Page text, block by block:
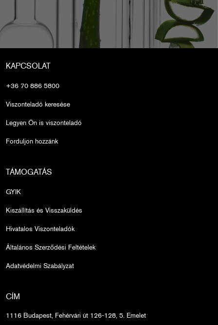
KAPCSOLAT
+36 70 886 5800
Viszonteladó keresése
Legyen Ön is viszonteladó
Forduljon hozzánk
TÁMOGATÁS
GYIK
Kiszállítás és Visszaküldés
Hivatalos Viszonteladók
Általános Szerződési Feltételek
Adatvédelmi Szabályzat
CÍM
1116 Budapest, Fehérvári út 126-128, 5. Emelet